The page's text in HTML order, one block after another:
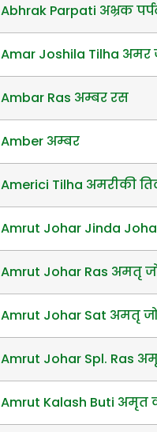
Abhrak Parpati अभ्रक
Amar Joshila Tilha अमर
Ambar Ras अम्बर रस
Amber अम्बर
Americi Tilha अमरीकी
Amrut Johar Jinda
Amrut Johar Ras अमतृ
Amrut Johar Sat अमतृ
Amrut Johar Spl. Ras
Amrut Kalash Buti